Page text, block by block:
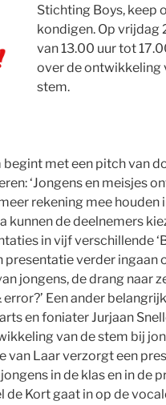
Stichting Boys, keep
kondigen. Op vrijdag
van 13.00 uur tot
over de ontwikkeling
stem.
met een pitch van
‘Jongens en meisjes
rekening mee houden
kunnen de deelnemers
in vijf verschillende
presentatie verder ingaan
jongens, de drang naar
error?’ Een ander
en foniater Jurjaan
van de stem bij
van Laar verzorgt een
in de klas en in de
Kort gaat in op de